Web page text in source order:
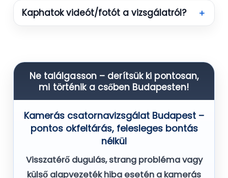
Kaphatok videót/fotót a vizsgálatról? ＋
Ne találgasson – derítsük ki pontosan,
mi történik a csőben Budapesten!
Kamerás csatornavizsgálat Budapest –
pontos okfeltárás, felesleges bontás
nélkül
Visszatérő dugulás, strang probléma vagy
külső alapvezeték hiba esetén a kamerás